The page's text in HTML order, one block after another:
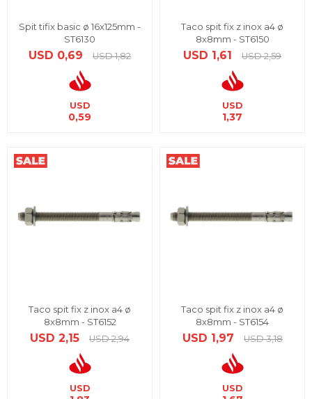
Spit tifix basic ø 16x125mm -
ST6130
USD 0,69 USD 1,82
USD
0,59
Taco spit fix z inox a4 ø
8x8mm - ST6150
USD 1,61 USD 2,59
USD
1,37
Taco spit fix z inox a4 ø
8x8mm - ST6152
USD 2,15 USD 2,94
USD
Taco spit fix z inox a4 ø
8x8mm - ST6154
USD 1,97 USD 3,18
USD